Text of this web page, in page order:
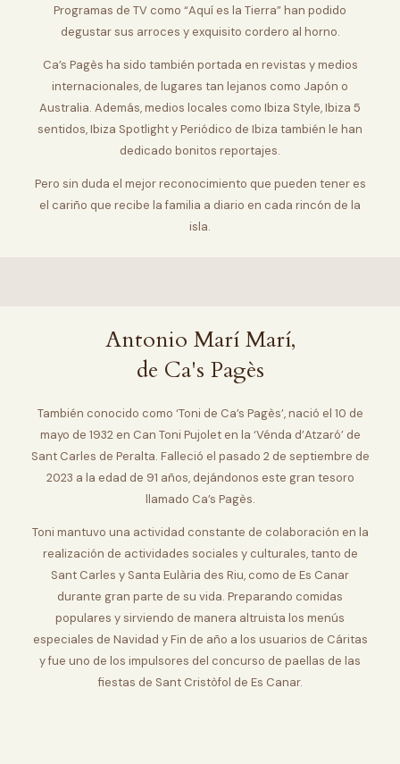
Programas de TV como “Aquí es la Tierra” han podido
degustar sus arroces y exquisito cordero al horno.
Ca’s Pagès ha sido también portada en revistas y medios
internacionales, de lugares tan lejanos como Japón o
Australia. Además, medios locales como Ibiza Style, Ibiza 5
sentidos, Ibiza Spotlight y Periódico de Ibiza también le han
dedicado bonitos reportajes.
Pero sin duda el mejor reconocimiento que pueden tener es
el cariño que recibe la familia a diario en cada rincón de la
isla.
Antonio Marí Marí,
de Ca's Pagès
También conocido como ‘Toni de Ca’s Pagès’, nació el 10 de
mayo de 1932 en Can Toni Pujolet en la ‘Vénda d’Atzaró’ de
Sant Carles de Peralta. Falleció el pasado 2 de septiembre de
2023 a la edad de 91 años, dejándonos este gran tesoro
llamado Ca’s Pagès.
Toni mantuvo una actividad constante de colaboración en la
realización de actividades sociales y culturales, tanto de
Sant Carles y Santa Eulària des Riu, como de Es Canar
durante gran parte de su vida. Preparando comidas
populares y sirviendo de manera altruista los menús
especiales de Navidad y Fin de año a los usuarios de Cáritas
y fue uno de los impulsores del concurso de paellas de las
fiestas de Sant Cristòfol de Es Canar.